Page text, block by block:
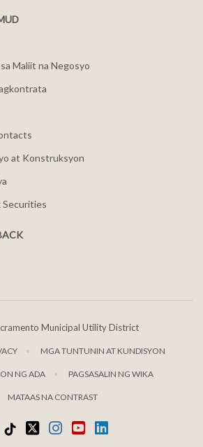
Maliit na Negosyo
at Konstruksyon
Securities
Municipal Utility District
MGA TUNTUNIN AT KUNDISYON
NG ADA PAGSASALIN NG WIKA
MATAAS NA CONTRAST
Tiktok
kabaInstagram
youtubeLinkedIn